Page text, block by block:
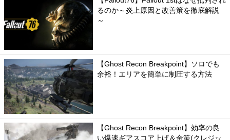
るのか～炎上原因と改善策を徹底解説
～
【Ghost Recon Breakpoint】ソロでも
余裕！エリアを簡単に制圧する方法
【Ghost Recon Breakpoint】効率の良
い爆速ギアスコア上げ＆金策(クレジッ